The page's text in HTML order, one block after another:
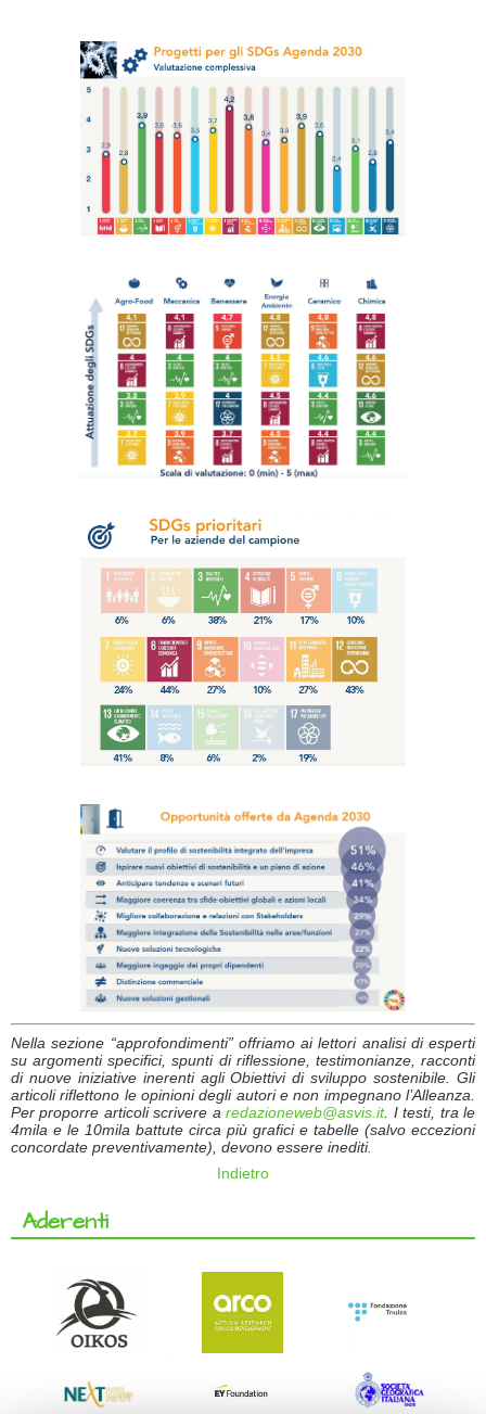
Nella sezione “approfondimenti” offriamo ai lettori analisi di esperti
su argomenti specifici, spunti di riflessione, testimonianze, racconti
di nuove iniziative inerenti agli Obiettivi di sviluppo sostenibile. Gli
articoli riflettono le opinioni degli autori e non impegnano l’Alleanza.
Per proporre articoli scrivere aredazioneweb@asvis.it. I testi, tra le
4mila e le 10mila battute circa più grafici e tabelle (salvo eccezioni
concordate preventivamente), devono essere inediti.
Indietro
Aderenti